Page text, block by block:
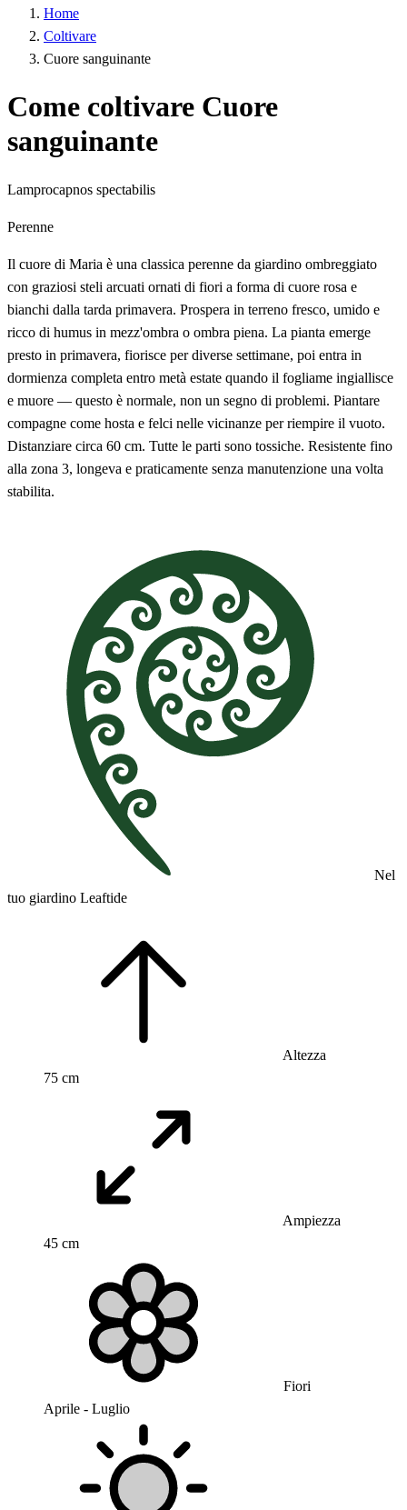
Home
Coltivare
Cuore sanguinante
Come coltivare Cuore
sanguinante
Lamprocapnos spectabilis
Perenne
Il cuore di Maria è una classica perenne da giardino ombreggiato
con graziosi steli arcuati ornati di fiori a forma di cuore rosa e
bianchi dalla tarda primavera. Prospera in terreno fresco, umido e
ricco di humus in mezz'ombra o ombra piena. La pianta emerge
presto in primavera, fiorisce per diverse settimane, poi entra in
dormienza completa entro metà estate quando il fogliame ingiallisce
e muore — questo è normale, non un segno di problemi. Piantare
compagne come hosta e felci nelle vicinanze per riempire il vuoto.
Distanziare circa 60 cm. Tutte le parti sono tossiche. Resistente fino
alla zona 3, longeva e praticamente senza manutenzione una volta
stabilita.
Nel
tuo giardino Leaftide
Altezza
75 cm
Ampiezza
45 cm
Fiori
Aprile - Luglio